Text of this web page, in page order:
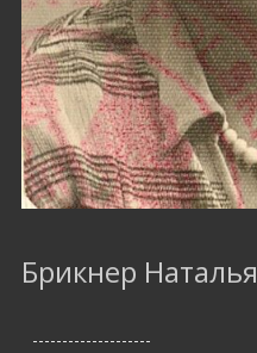
Брикнер Наталья